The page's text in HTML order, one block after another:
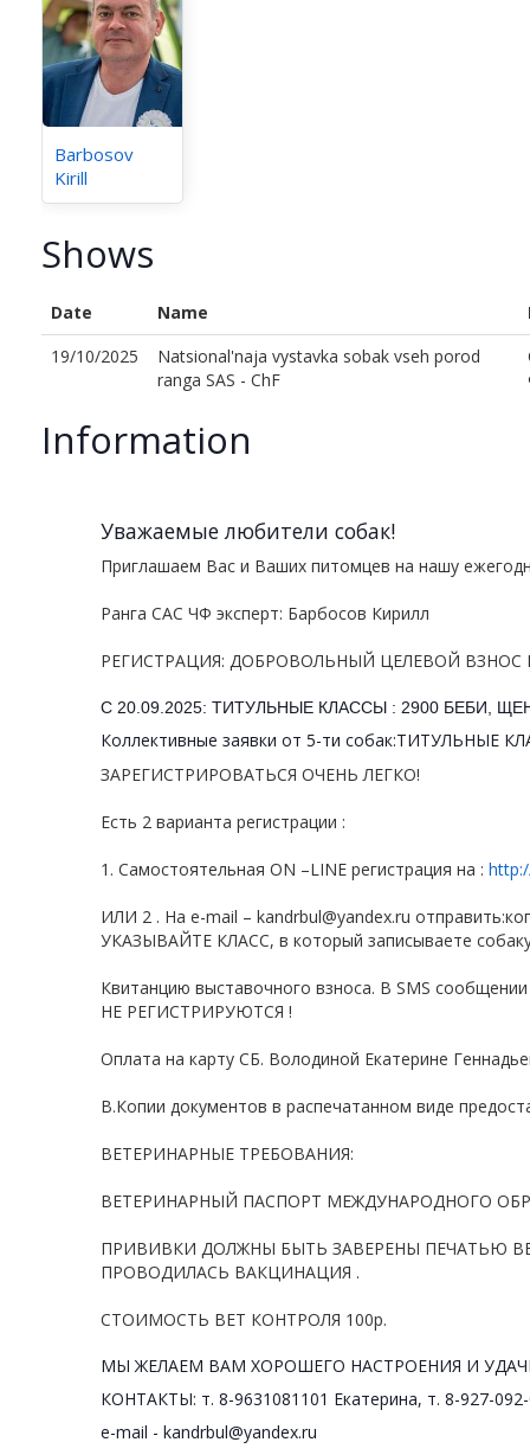
Barbosov
Kirill
Shows
Date Name
19/10/2025
Natsional'naja vystavka sobak vseh porod
ranga SAS - ChF
Information
Уважаемые любители собак!
Приглашаем Вас и Ваших питомцев на нашу
Ранга САС ЧФ эксперт: Барбосов Кирилл
РЕГИСТРАЦИЯ: ДОБРОВОЛЬНЫЙ ЦЕЛЕВОЙ
С 20.09.2025: ТИТУЛЬНЫЕ КЛАССЫ : 2900 БЕБИ,
Коллективные заявки от 5-ти собак:ТИТУЛЬНЫЕ
ЗАРЕГИСТРИРОВАТЬСЯ ОЧЕНЬ ЛЕГКО!
Есть 2 варианта регистрации :
1. Самостоятельная ON –LINE регистрация на :
ИЛИ 2 . На e-mail – kandrbul@yandex.ru
УКАЗЫВАЙТЕ КЛАСС, в который записываете
Квитанцию выставочного взноса. В SMS
НЕ РЕГИСТРИРУЮТСЯ !
Оплата на карту СБ. Володиной Екатерине
В.Копии документов в распечатанном виде
ВЕТЕРИНАРНЫЕ ТРЕБОВАНИЯ:
ВЕТЕРИНАРНЫЙ ПАСПОРТ МЕЖДУНАРОДНОГО
ПРИВИВКИ ДОЛЖНЫ БЫТЬ ЗАВЕРЕНЫ ПЕЧАТЬЮ
ПРОВОДИЛАСЬ ВАКЦИНАЦИЯ .
СТОИМОСТЬ ВЕТ КОНТРОЛЯ 100р.
МЫ ЖЕЛАЕМ ВАМ ХОРОШЕГО НАСТРОЕНИЯ И
КОНТАКТЫ: т. 8-9631081101 Екатерина, т. 8-927-
e-mail - kandrbul@yandex.ru